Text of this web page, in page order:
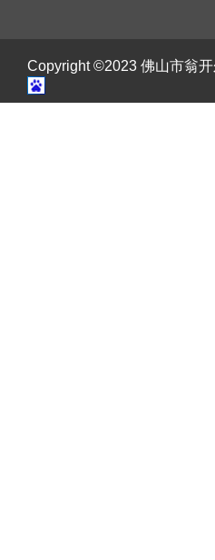
Copyright ©2023 佛山市翁